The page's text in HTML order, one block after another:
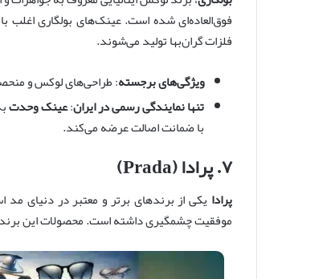
فوق‌العاده‌ای شده است. عینک‌های بولگاری اغلب
فلزات گران‌بها تولید می‌شوند.
ویژگی‌های برجسته: طراحی‌های لوکس و
تنها نمایندگی رسمی در ایران:عینک وحدت
با ضمانت اصالت عرضه می‌کند.
۷. پرادا (Prada)
پرادا یکی از برندهای برتر و معتبر در دنیای
موفقیت چشمگیری داشته است. محصولات این برند